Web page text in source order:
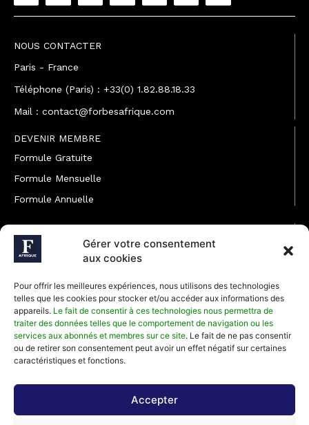
Gérer votre consentement
aux cookies
Pour offrir les meilleures expériences, nous utilisons des technologies
telles que les cookies pour stocker et/ou accéder aux informations des
appareils. Le fait de consentir à ces technologies nous permettra de
traiter des données telles que le comportement de navigation ou les
services aux abonnés et membres sur ce site. Le fait de ne pas consentir
ou de retirer son consentement peut avoir un effet négatif sur certaines
caractéristiques et fonctions.
Accepter
NOUS CONTACTER
Paris - France
Téléphone (Paris) : +33(0) 1.82.88.18.33
Mail : contact@forbesafrique.com
DEVENIR MEMBRE
Formule Gratuite
Formule Mensuelle
Formule Annuelle
JOINDRE L'ÉQUIPE
Rédaction
Développement commercial
Communiquer avec Forbes Afrique
Média Kit 2026
Abonnez-vous à la newsletter de Forbes Afrique et recevez